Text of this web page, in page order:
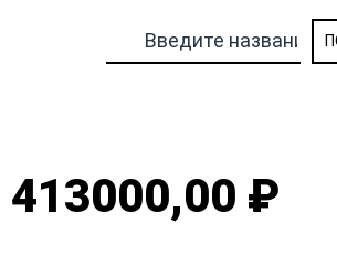
413000,00 ₽